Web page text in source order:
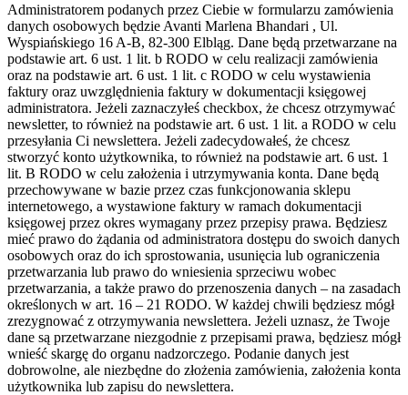
Administratorem podanych przez Ciebie w formularzu zamówienia
danych osobowych będzie Avanti Marlena Bhandari , Ul.
Wyspiańskiego 16 A-B, 82-300 Elbląg. Dane będą przetwarzane na
podstawie art. 6 ust. 1 lit. b RODO w celu realizacji zamówienia
oraz na podstawie art. 6 ust. 1 lit. c RODO w celu wystawienia
faktury oraz uwzględnienia faktury w dokumentacji księgowej
administratora. Jeżeli zaznaczyłeś checkbox, że chcesz otrzymywać
newsletter, to również na podstawie art. 6 ust. 1 lit. a RODO w celu
przesyłania Ci newslettera. Jeżeli zadecydowałeś, że chcesz
stworzyć konto użytkownika, to również na podstawie art. 6 ust. 1
lit. B RODO w celu założenia i utrzymywania konta. Dane będą
przechowywane w bazie przez czas funkcjonowania sklepu
internetowego, a wystawione faktury w ramach dokumentacji
księgowej przez okres wymagany przez przepisy prawa. Będziesz
mieć prawo do żądania od administratora dostępu do swoich danych
osobowych oraz do ich sprostowania, usunięcia lub ograniczenia
przetwarzania lub prawo do wniesienia sprzeciwu wobec
przetwarzania, a także prawo do przenoszenia danych – na zasadach
określonych w art. 16 – 21 RODO. W każdej chwili będziesz mógł
zrezygnować z otrzymywania newslettera. Jeżeli uznasz, że Twoje
dane są przetwarzane niezgodnie z przepisami prawa, będziesz mógł
wnieść skargę do organu nadzorczego. Podanie danych jest
dobrowolne, ale niezbędne do złożenia zamówienia, założenia konta
użytkownika lub zapisu do newslettera.